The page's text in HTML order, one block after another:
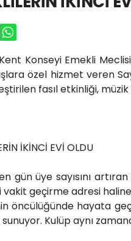
Konseyi Emekli
özel hizmet veren
fasıl etkinliği,
İKİNCİ EVİ OLDU
gün üye sayısını
vakit geçirme adresi
öncülüğünde hayata
Kulüp aynı